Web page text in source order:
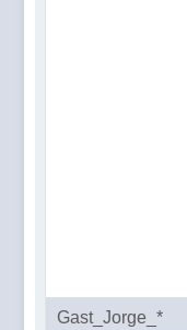
Gast_Jorge_*